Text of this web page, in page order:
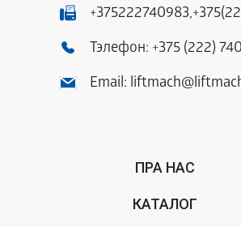
+375222740983,
Тэлефон: +375 (222)
Email:
ПРА НАС
КАТАЛОГ